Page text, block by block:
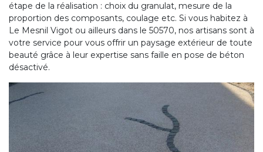
étape de la réalisation : choix du granulat, mesure de la
proportion des composants, coulage etc. Si vous habitez à
Le Mesnil Vigot ou ailleurs dans le 50570, nos artisans sont à
votre service pour vous offrir un paysage extérieur de toute
beauté grâce à leur expertise sans faille en pose de béton
désactivé.